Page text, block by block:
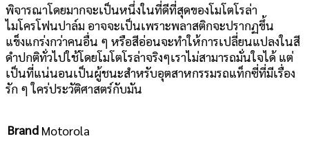
พิจารณาโดยมากจะเป็นหนึ่งในที่ดีที่สุดของโมโตโรล่า
ไมโครโฟนปาล์มอาจจะเป็นเพราะพลาสติกจะปรากฏขึ้น
แข็งแกร่งกว่าคนอื่น ๆ หรือสีอ่อนจะทำให้การเปลี่ยนแปลงในสี
ดำปกติทั่วไปใช้โดยโมโตโรล่าจริงๆเราไม่สามารถมั่นใจได้ แต่
เป็นที่แน่นอนเป็นผู้ชนะสำหรับอุตสาหกรรมรถแท็กซี่ที่มีเรื่อง
รัก ๆ ใคร่ประวัติศาสตร์กับมัน
Brand Motorola